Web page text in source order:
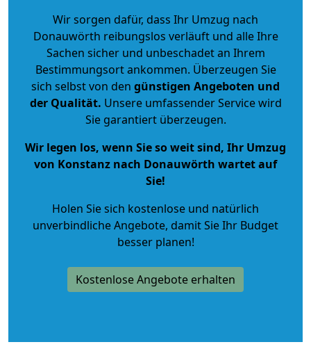
Wir sorgen dafür, dass Ihr Umzug nach
Donauwörth reibungslos verläuft und alle Ihre
Sachen sicher und unbeschadet an Ihrem
Bestimmungsort ankommen. Überzeugen Sie
sich selbst von den günstigen Angeboten und
der Qualität. Unsere umfassender Service wird
Sie garantiert überzeugen.
Wir legen los, wenn Sie so weit sind, Ihr Umzug
von Konstanz nach Donauwörth wartet auf
Sie!
Holen Sie sich kostenlose und natürlich
unverbindliche Angebote, damit Sie Ihr Budget
besser planen!
Kostenlose Angebote erhalten